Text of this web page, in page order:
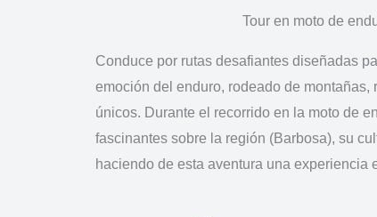
Tour en moto de
Conduce por rutas desafiantes diseñadas
emoción del enduro, rodeado de montañas,
únicos. Durante el recorrido en la moto de
fascinantes sobre la región (Barbosa), su
haciendo de esta aventura una experiencia